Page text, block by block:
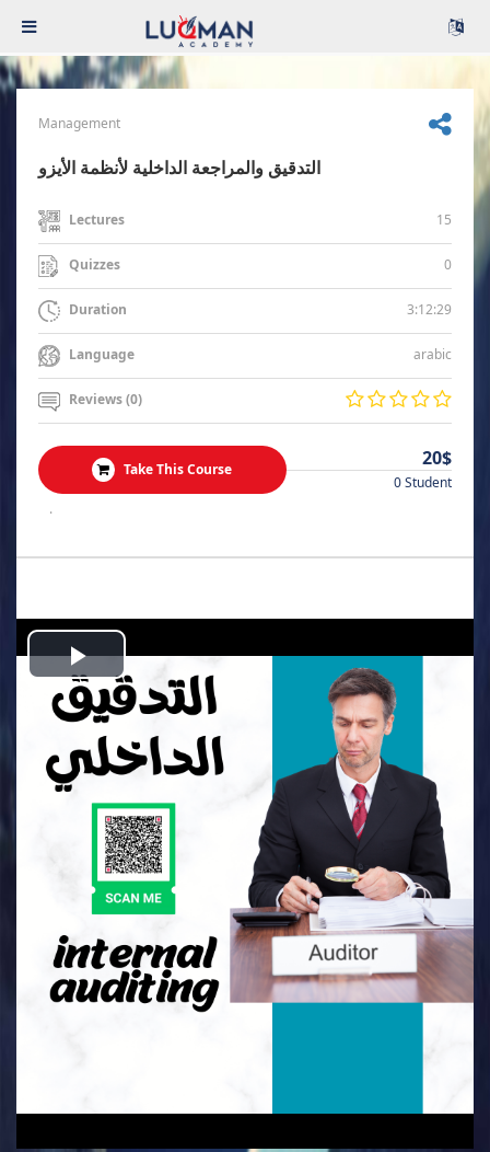
Management
التدقيق والمراجعة الداخلية لأنظمة الأيزو
Lectures 15
Quizzes 0
Duration 3:12:29
Language arabic
Reviews (0)
Take This Course 20$
0 Student
.
Play
Video